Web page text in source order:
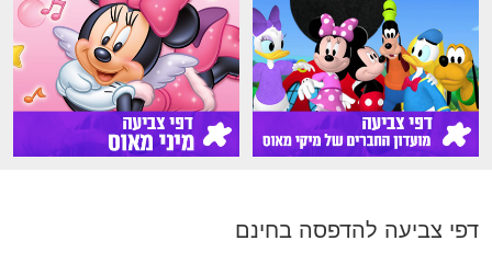
דפי צביעה להדפסה בחינם